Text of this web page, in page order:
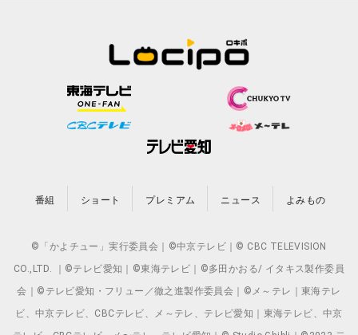
番組 ショート プレミアム ニュース よみもの
©「かよチュー」実行委員会｜©中京テレビ｜© CBC TELEVISION
CO.,LTD. ｜©テレビ愛知｜©東海テレビ｜©多田かおる/ イタキス製作委員
会｜©テレビ愛知・フリュー／徹之進製作委員会｜©メ～テレ｜東海テレ
ビ、中京テレビ、CBCテレビ、メ～テレ、テレビ愛知｜東海テレビ、中京